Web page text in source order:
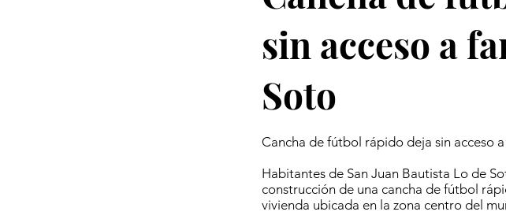
sin acceso a
Soto
Cancha de fútbol rápido deja sin acceso
Habitantes de San Juan Bautista Lo de
construcción de una cancha de fútbol
vivienda ubicada en la zona centro del